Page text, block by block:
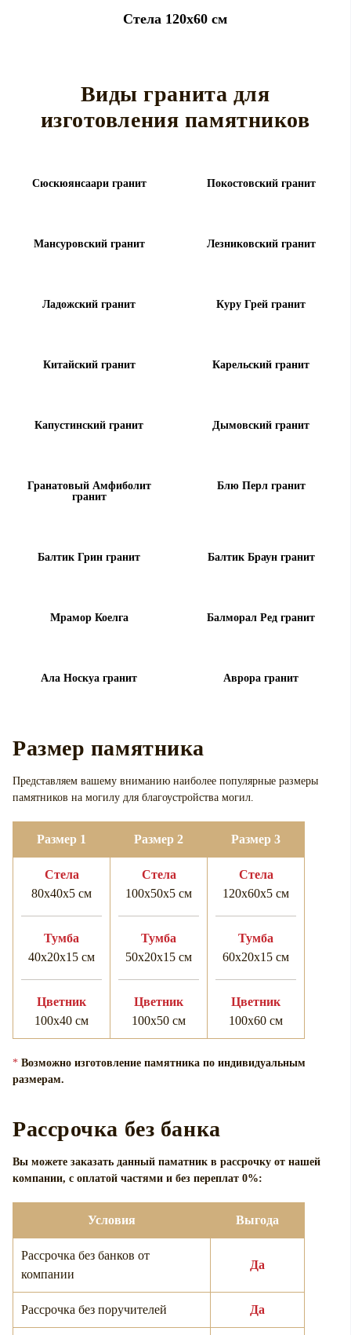
Cтела 120x60 см
Виды гранита для
изготовления памятников
Сюскюянсаари гранит Покостовский гранит
Мансуровский гранит Лезниковский гранит
Ладожский гранит Куру Грей гранит
Китайский гранит Карельский гранит
Капустинский гранит Дымовский гранит
Гранатовый Амфиболит
гранит
Блю Перл гранит
Балтик Грин гранит Балтик Браун гранит
Мрамор Коелга Балморал Ред гранит
Ала Носкуа гранит Аврора гранит
Размер памятника
Представляем вашему вниманию наиболее популярные размеры
памятников на могилу для благоустройства могил.
Размер 1 Размер 2 Размер 3
Cтела
80х40х5 см
Тумба
40х20х15 см
Цветник
100х40 см
Cтела
100х50х5 см
Тумба
50х20х15 см
Цветник
100х50 см
Cтела
120х60х5 см
Тумба
60х20х15 см
Цветник
100х60 см
* Возможно изготовление памятника по индивидуальным
размерам.
Рассрочка без банка
Вы можете заказать данный паматник в рассрочку от нашей
компании, с оплатой частями и без переплат 0%:
Условия Выгода
Рассрочка без банков от
компании
Да
Рассрочка без поручителей Да